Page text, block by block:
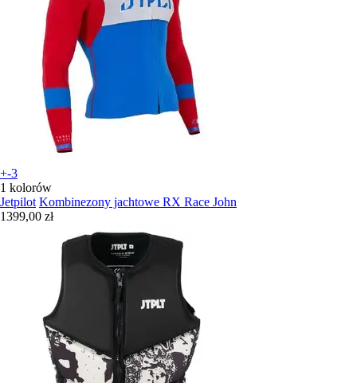
+-3
1 kolorów
Jetpilot Kombinezony jachtowe RX Race John
1399,00 zł